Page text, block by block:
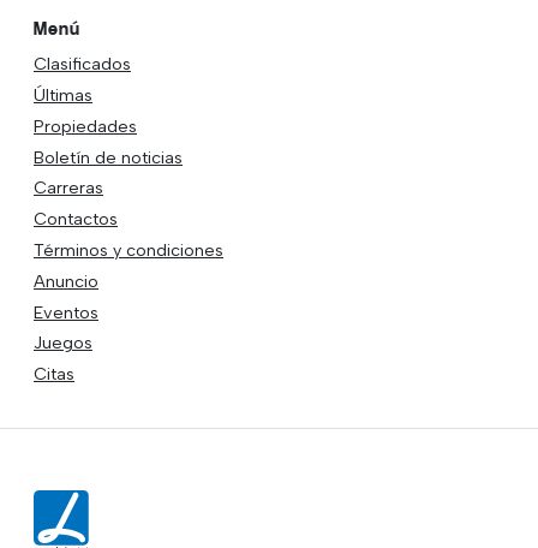
Menú
Clasificados
Últimas
Propiedades
Boletín de noticias
Carreras
Contactos
Términos y condiciones
Anuncio
Eventos
Juegos
Citas